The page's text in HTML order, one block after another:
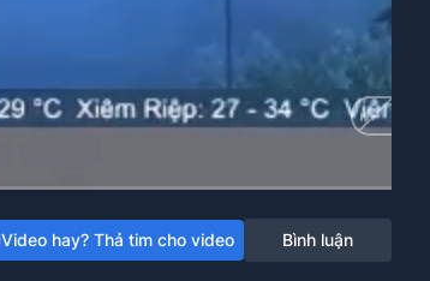
Video hay? Thả tim cho video Bình luận